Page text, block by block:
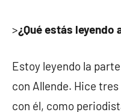
>¿Qué estás leyendo
Estoy leyendo la
con Allende. Hice
con él, como